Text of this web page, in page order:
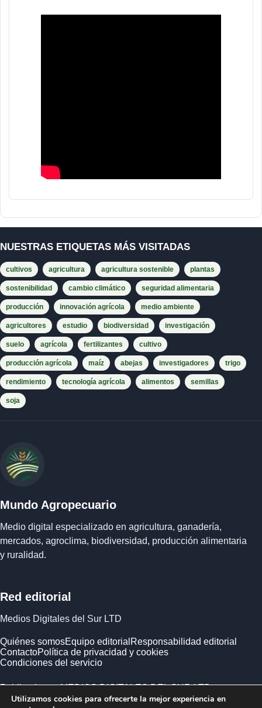
NUESTRAS ETIQUETAS MÁS VISITADAS
cultivos agricultura agricultura sostenible plantas
sostenibilidad cambio climático seguridad alimentaria
producción innovación agrícola medio ambiente
agricultores estudio biodiversidad investigación
suelo agrícola fertilizantes cultivo
producción agrícola maíz abejas investigadores trigo
rendimiento tecnología agrícola alimentos semillas
soja
Mundo Agropecuario
Medio digital especializado en agricultura, ganadería,
mercados, agroclima, biodiversidad, producción alimentaria
y ruralidad.
Red editorial
Medios Digitales del Sur LTD
Quiénes somosEquipo editorial Responsabilidad editorial
ContactoPolítica de privacidad y cookies
Condiciones del servicio
Publicado por MEDIOS DIGITALES DEL SUR LTD ·
Empresa registrada en Inglaterra y Gales.
Utilizamos cookies para ofrecerte la mejor experiencia en